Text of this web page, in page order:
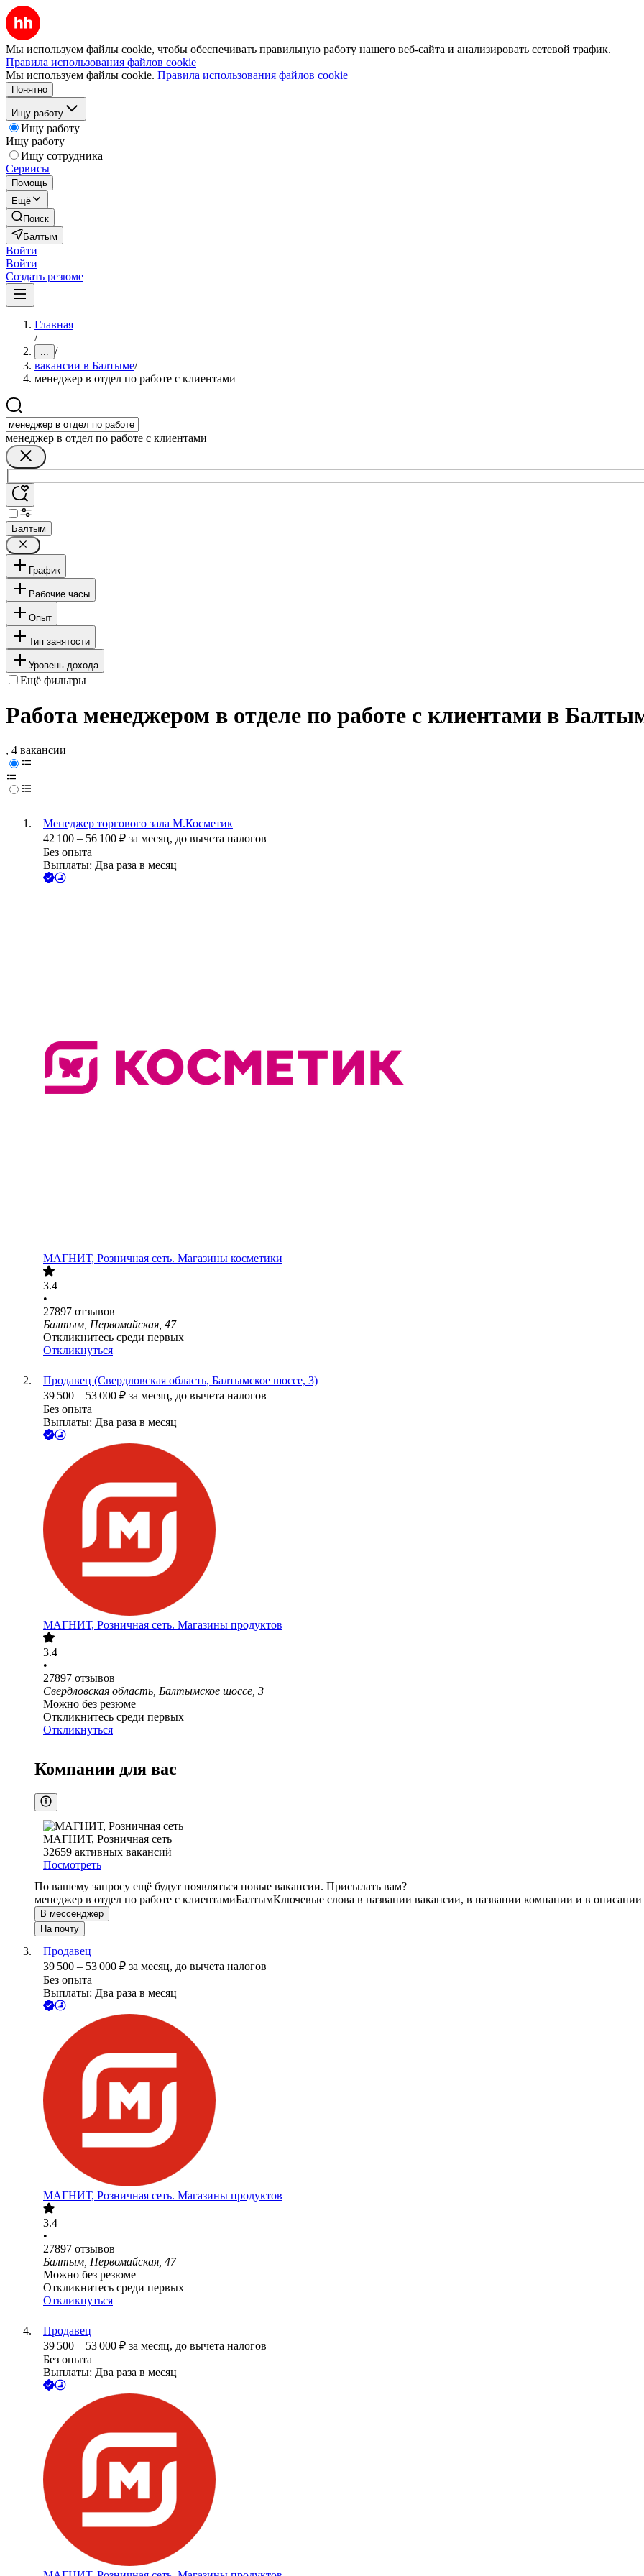
Мы используем файлы cookie, чтобы обеспечивать правильную работу нашего веб-сайта и анализировать сетевой трафик.
Правила использования файлов cookie
Мы используем файлы cookie. Правила использования файлов cookie
Понятно
Ищу работу
Ищу работу
Ищу работу
Ищу сотрудника
Сервисы
Помощь
Ещё
Поиск
Балтым
Войти
Войти
Создать резюме
Главная
/
... /
вакансии в Балтыме/
менеджер в отдел по работе с клиентами
менеджер в отдел по работе с клиентами
Балтым
График
Рабочие часы
Опыт
Тип занятости
Уровень дохода
Ещё фильтры
Работа менеджером в отделе по работе с клиентами в
, 4 вакансии
Менеджер торгового зала М.Косметик
42 100 – 56 100 ₽ за месяц, до вычета налогов
Без опыта
Выплаты: Два раза в месяц
МАГНИТ, Розничная сеть. Магазины косметики
3.4
•
27897 отзывов
Балтым, Первомайская, 47
Откликнитесь среди первых
Откликнуться
Продавец (Свердловская область, Балтымское шоссе, 3)
39 500 – 53 000 ₽ за месяц, до вычета налогов
Без опыта
Выплаты: Два раза в месяц
МАГНИТ, Розничная сеть. Магазины продуктов
3.4
•
27897 отзывов
Свердловская область, Балтымское шоссе, 3
Можно без резюме
Откликнитесь среди первых
Откликнуться
Компании для вас
МАГНИТ, Розничная сеть
32659 активных вакансий
Посмотреть
По вашему запросу ещё будут появляться новые вакансии. Присылать вам?
менеджер в отдел по работе с клиентамиБалтымКлючевые слова в названии вакансии, в названии компании и в описании
В мессенджер
На почту
Продавец
39 500 – 53 000 ₽ за месяц, до вычета налогов
Без опыта
Выплаты: Два раза в месяц
МАГНИТ, Розничная сеть. Магазины продуктов
3.4
•
27897 отзывов
Балтым, Первомайская, 47
Можно без резюме
Откликнитесь среди первых
Откликнуться
Продавец
39 500 – 53 000 ₽ за месяц, до вычета налогов
Без опыта
Выплаты: Два раза в месяц